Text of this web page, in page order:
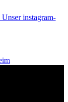
Unser instagram-